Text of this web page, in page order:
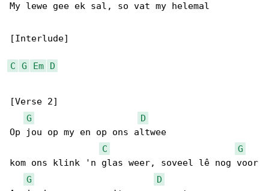
My lewe gee ek sal, so vat my helemal
[Interlude]
C G Em D
[Verse 2]
G
D
Op jou op my en op ons altwee
C
G
kom ons klink 'n glas weer, soveel lê nog voor
G
D